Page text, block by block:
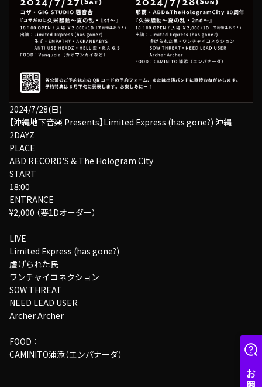
2024/7/28(日)
【沖縄地下音楽 Presents】Limited Express (has gone?) 沖縄
2DAYZ
PLACE
ABD RECORD'S & The Hologram City
START
18:00
ENTRANCE
¥2,000 （要1Dオーダー）
LIVE
Limited Express (has gone?)
虐げられた民
ワンチャイコネクション
SOW THREAT
NEED LEAD USER
Archer Archer
FOOD：
CAMINITO浦添（エンパナーダ）